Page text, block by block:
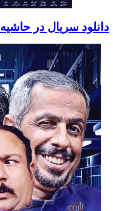
دانلود سریال در حاشیه 2 Dar Hashiyeh